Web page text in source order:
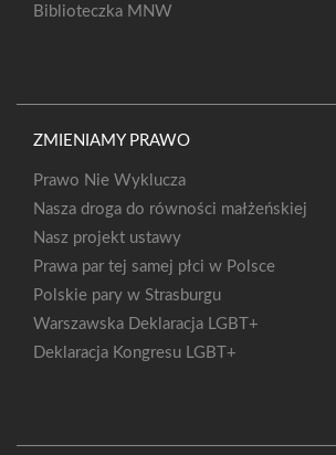
Biblioteczka MNW
ZMIENIAMY PRAWO
Prawo Nie Wyklucza
Nasza droga do równości małżeńskiej
Nasz projekt ustawy
Prawa par tej samej płci w Polsce
Polskie pary w Strasburgu
Warszawska Deklaracja LGBT+
Deklaracja Kongresu LGBT+